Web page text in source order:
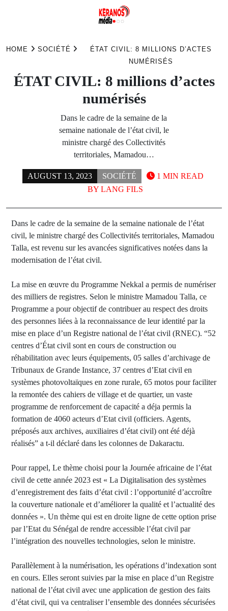
HOME SOCIÉTÉ
ÉTAT CIVIL: 8 MILLIONS D’ACTES
NUMÉRISÉS
ÉTAT CIVIL: 8 millions d’actes
numérisés
Dans le cadre de la semaine de la
semaine nationale de l’état civil, le
ministre chargé des Collectivités
territoriales, Mamadou…
AUGUST 13, 2023
SOCIÉTÉ
BY LANG FILS
1 MIN READ
Dans le cadre de la semaine de la semaine nationale de l’état
civil, le ministre chargé des Collectivités territoriales, Mamadou
Talla, est revenu sur les avancées significatives notées dans la
modernisation de l’état civil.
La mise en œuvre du Programme Nekkal a permis de numériser
des milliers de registres. Selon le ministre Mamadou Talla, ce
Programme a pour objectif de contribuer au respect des droits
des personnes liées à la reconnaissance de leur identité par la
mise en place d’un Registre national de l’état civil (RNEC). “52
centres d’État civil sont en cours de construction ou
réhabilitation avec leurs équipements, 05 salles d’archivage de
Tribunaux de Grande Instance, 37 centres d’Etat civil en
systèmes photovoltaïques en zone rurale, 65 motos pour faciliter
la remontée des cahiers de village et de quartier, un vaste
programme de renforcement de capacité a déja permis la
formation de 4060 acteurs d’Etat civil (officiers. Agents,
préposés aux archives, auxiliaires d’état civil) ont été déjà
réalisés” a t-il déclaré dans les colonnes de Dakaractu.
Pour rappel, Le thème choisi pour la Journée africaine de l’état
civil de cette année 2023 est « La Digitalisation des systèmes
d’enregistrement des faits d’état civil : l’opportunité d’accroître
la couverture nationale et d’améliorer la qualité et l’actualité des
données ». Un thème qui est en droite ligne de cette option prise
par l’Etat du Sénégal de rendre accessible l’état civil par
l’intégration des nouvelles technologies, selon le ministre.
Parallèlement à la numérisation, les opérations d’indexation sont
en cours. Elles seront suivies par la mise en place d’un Registre
national de l’état civil avec une application de gestion des faits
d’état civil, qui va centraliser l’ensemble des données sécurisées